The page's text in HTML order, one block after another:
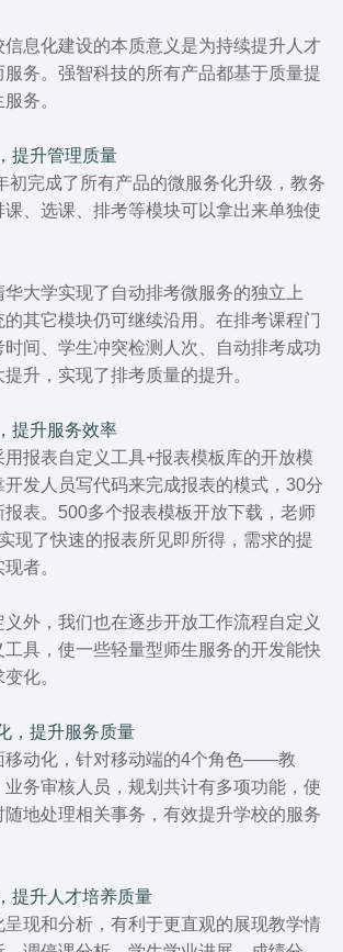
息化建设的本质意义是为持续提升人才
务。强智科技的所有产品都基于质量提
务。
提升管理质量
初完成了所有产品的微服务化升级，教务
、选课、排考等模块可以拿出来单独使
大学实现了自动排考微服务的独立上
其它模块仍可继续沿用。在排考课程门
间、学生冲突检测人次、自动排考成功
升，实现了排考质量的提升。
提升服务效率
报表自定义工具+报表模板库的开放模
发人员写代码来完成报表的模式，30分
表。500多个报表模板开放下载，老师
现了快速的报表所见即所得，需求的提
者。
外，我们也在逐步开放工作流程自定义
工具，使一些轻量型师生服务的开发能快
化。
，提升服务质量
移动化，针对移动端的4个角色——教
务审核人员，规划共计有多项功能，使
地处理相关事务，有效提升学校的服务
提升人才培养质量
现和分析，有利于更直观的展现教学情